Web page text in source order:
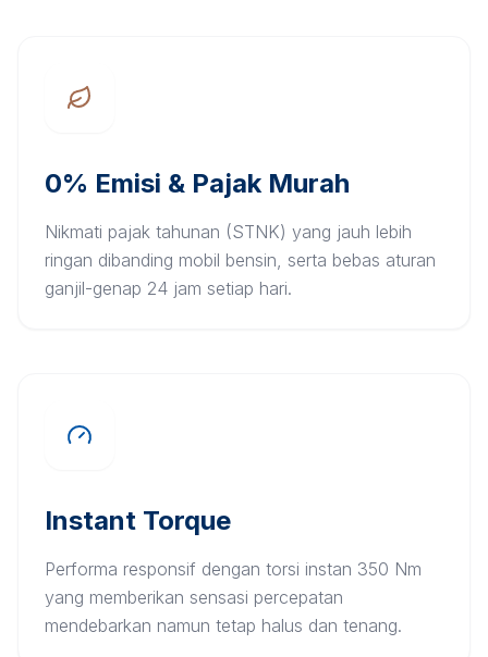
0% Emisi & Pajak Murah
Nikmati pajak tahunan (STNK) yang jauh lebih
ringan dibanding mobil bensin, serta bebas aturan
ganjil-genap 24 jam setiap hari.
Instant Torque
Performa responsif dengan torsi instan 350 Nm
yang memberikan sensasi percepatan
mendebarkan namun tetap halus dan tenang.